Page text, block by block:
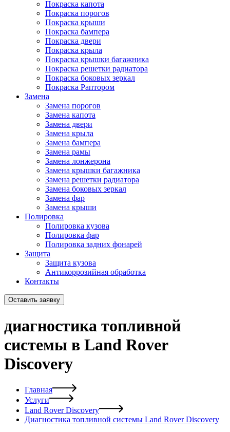
Покраска капота
Покраска порогов
Покраска крыши
Покраска бампера
Покраска двери
Покраска крыла
Покраска крышки багажника
Покраска решетки радиатора
Покраска боковых зеркал
Покраска Раптором
Замена
Замена порогов
Замена капота
Замена двери
Замена крыла
Замена бампера
Замена рамы
Замена лонжерона
Замена крышки багажника
Замена решетки радиатора
Замена боковых зеркал
Замена фар
Замена крыши
Полировка
Полировка кузова
Полировка фар
Полировка задних фонарей
Защита
Защита кузова
Антикоррозийная обработка
Контакты
Оставить заявку
диагностика топливной
системы в Land Rover
Discovery
Главная
Услуги
Land Rover Discovery
Диагностика топливной системы Land Rover Discovery